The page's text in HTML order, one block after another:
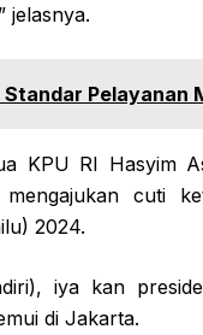
jelasnya.
Pelayanan
KPU RI Hasyim
cuti
2024.
iya kan
di Jakarta.